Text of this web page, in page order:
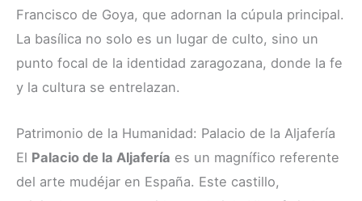
Francisco de Goya, que adornan la cúpula principal.
La basílica no solo es un lugar de culto, sino un
punto focal de la identidad zaragozana, donde la fe
y la cultura se entrelazan.
Patrimonio de la Humanidad: Palacio de la Aljafería
El Palacio de la Aljafería es un magnífico referente
del arte mudéjar en España. Este castillo,